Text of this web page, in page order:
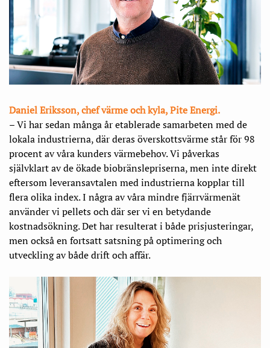
Daniel Eriksson,chef värme och kyla, Pite Energi.
– Vi har sedan många år etablerade samarbeten med de
lokala industrierna, där deras överskottsvärme står för 98
procent av våra kunders värmebehov. Vi påverkas
självklart av de ökade biobränslepriserna, men inte direkt
eftersom leveransavtalen med industrierna kopplar till
flera olika index. I några av våra mindre fjärrvärmenät
använder vi pellets och där ser vi en betydande
kostnadsökning. Det har resulterat i både prisjusteringar,
men också en fortsatt satsning på optimering och
utveckling av både drift och affär.